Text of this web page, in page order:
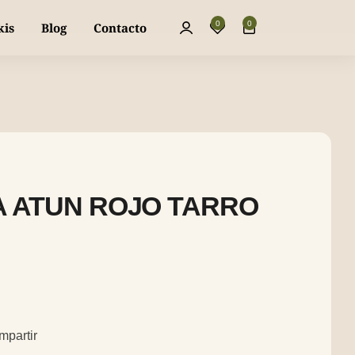
La mejor piparra dulce y fresca, directa a
Blog Contacto 0 0
ATUN ROJO TARRO